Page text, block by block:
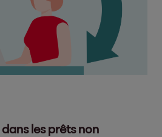
les prêts non